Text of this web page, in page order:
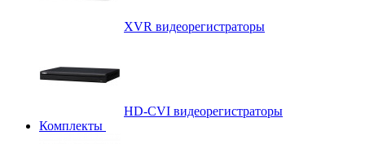
XVR видеорегистраторы
HD-CVI видеорегистраторы
Комплекты